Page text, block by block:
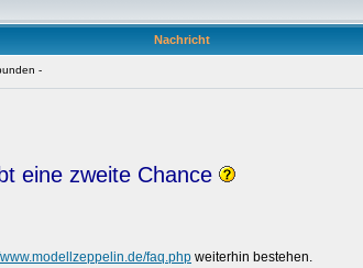
Nachricht
-
eine zweite Chance
www.modellzeppelin.de/faq.php weiterhin bestehen.